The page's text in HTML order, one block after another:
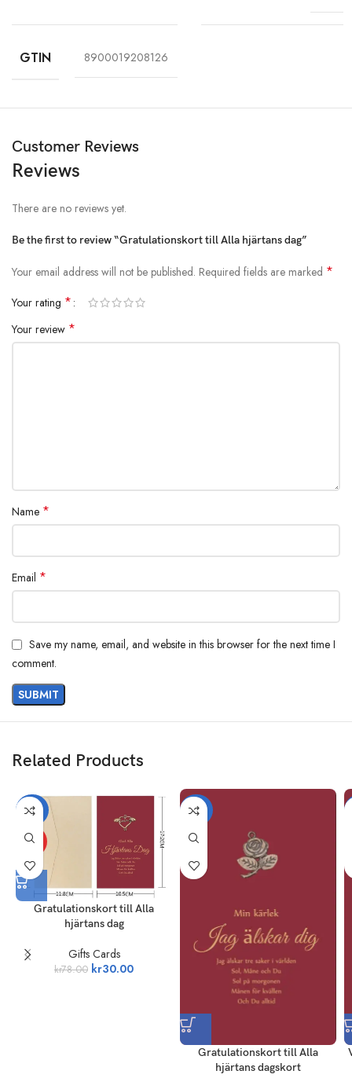
GTIN 8900019208126
Customer Reviews
Reviews
There are no reviews yet.
Be the first to review “Gratulationskort till Alla hjärtans dag”
Your email address will not be published. Required fields are marked *
Your rating *
Your review *
Name *
Email *
Save my name, email, and website in this browser for the next time I
comment.
Related Products
-62%
HOT
Gratulationskort till Alla
hjärtans dag
Gifts Cards
kr78.00 kr30.00
-62%
Gratulationskort till Alla
hjärtans dagskort